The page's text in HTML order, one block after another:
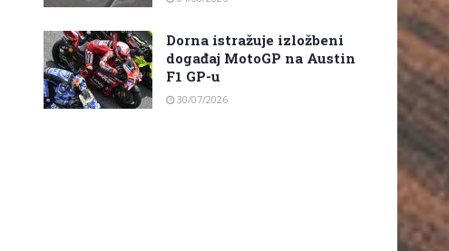
Dorna istražuje izložbeni
događaj MotoGP na Austin
F1 GP-u
30/07/2026